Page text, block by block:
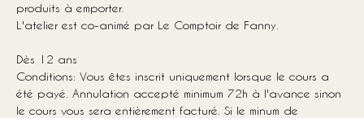
produits à emporter.
L'atelier est co-animé par Le Comptoir de Fanny.
Dès 12 ans
Conditions: Vous êtes inscrit uniquement lorsque le cours a
été payé. Annulation accepté minimum 72h à l'avance sinon
le cours vous sera entièrement facturé. Si le minum de